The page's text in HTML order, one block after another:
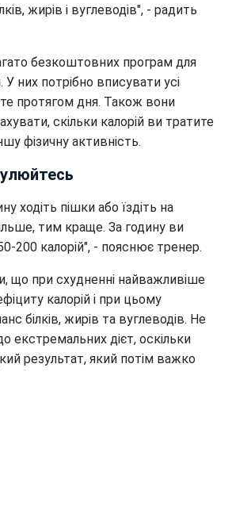
жирів і вуглеводів", - радить
безкоштовних програм для
У них потрібно вписувати усі
протягом дня. Також вони
скільки калорій ви тратите
фізичну активність.
ходіть пішки або їздіть на
тим краще. За годину ви
200 калорій", - пояснює тренер.
що при схудненні найважливіше
калорій і при цьому
білків, жирів та вуглеводів. Не
екстремальних дієт, оскільки
результат, який потім важко